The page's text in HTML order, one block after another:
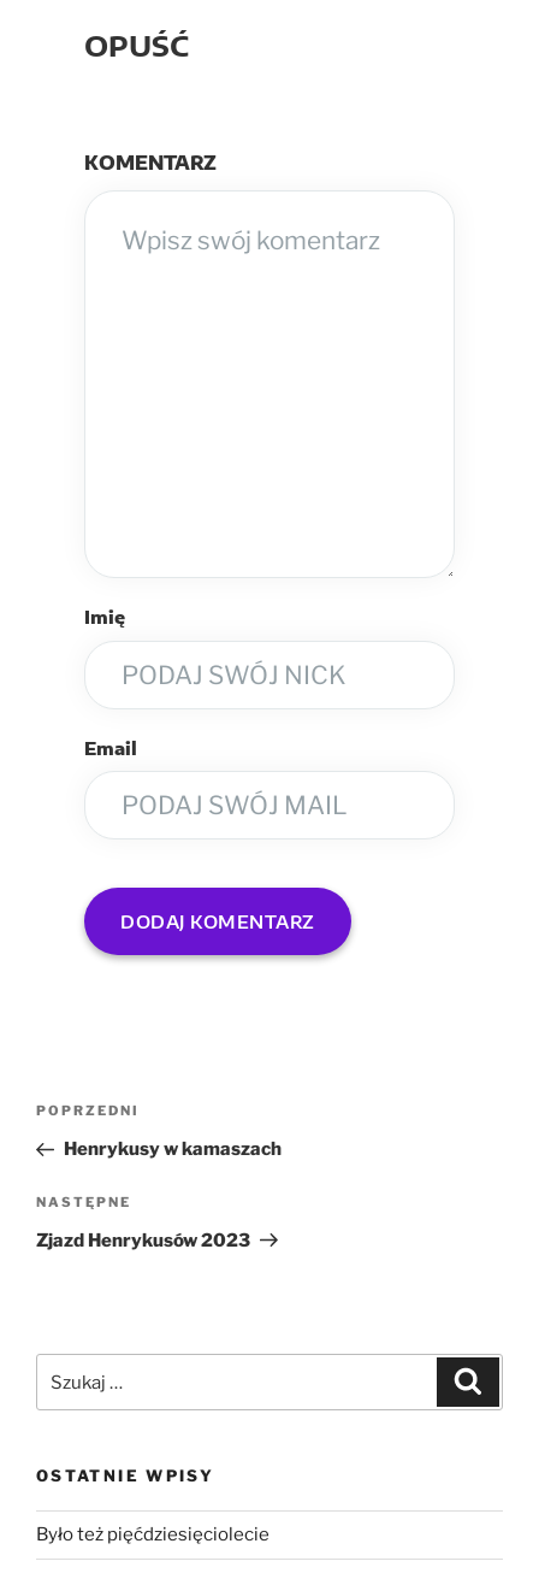
OPUŚĆ
KOMENTARZ
Imię
Email
POPRZEDNI
Henrykusy w kamaszach
NASTĘPNE
Zjazd Henrykusów 2023
OSTATNIE WPISY
Było też pięćdziesięciolecie